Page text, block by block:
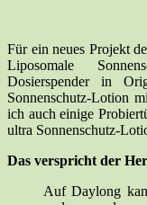
Für ein neues Projekt
Liposomale
Dosierspender in
Sonnenschutz-Lotion
ich auch einige
ultra Sonnenschutz-
Das verspricht der
Auf Daylong